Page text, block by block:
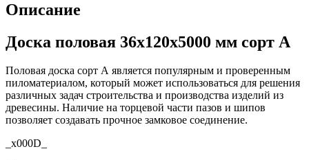
Описание
Доска половая 36х120х5000 мм сорт А
Половая доска сорт А является популярным и проверенным
пиломатериалом, который может использоваться для решения
различных задач строительства и производства изделий из
древесины. Наличие на торцевой части пазов и шипов
позволяет создавать прочное замковое соединение.
_x000D_